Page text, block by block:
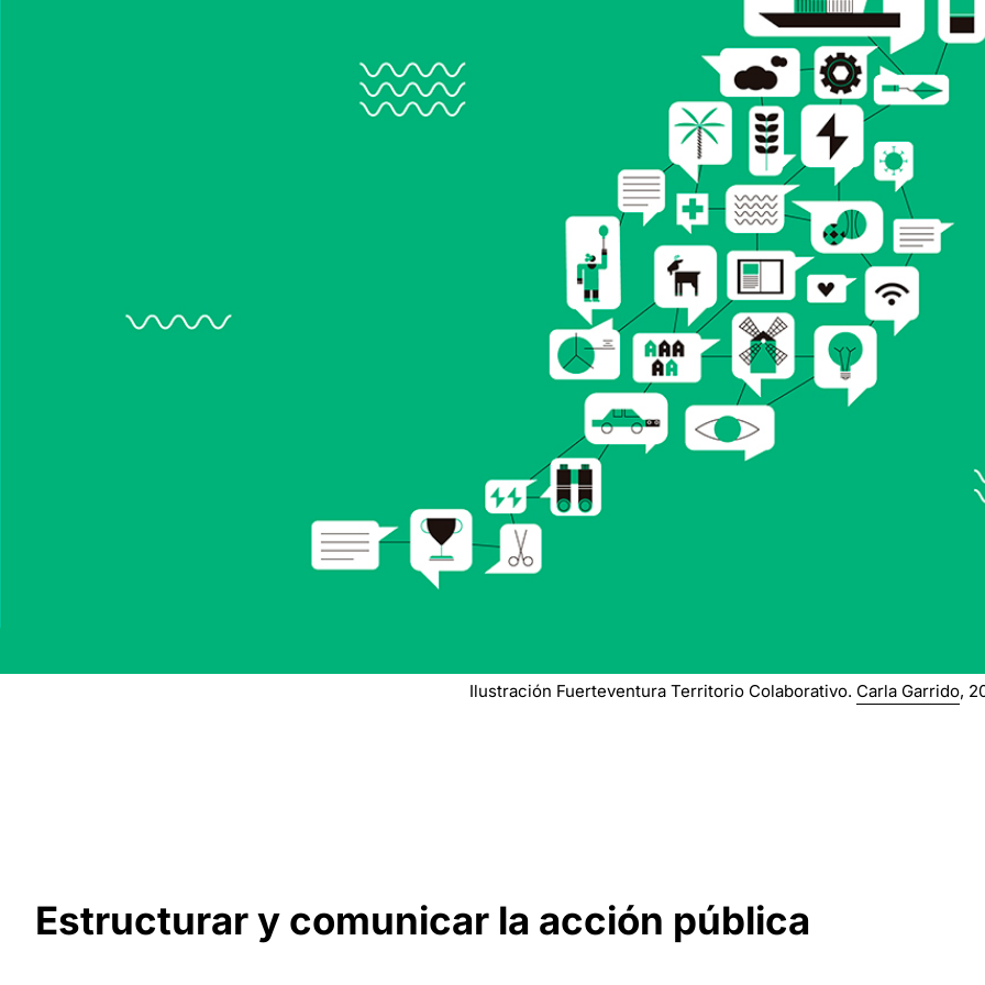
Ilustración Fuerteventura Territorio Colaborativo. Carla Garrido,
Estructurar y comunicar la acción pública